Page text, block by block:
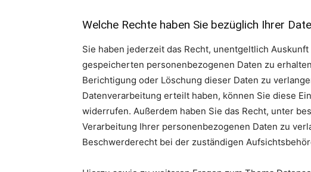
Welche Rechte haben Sie bezüglich Ihrer
Sie haben jederzeit das Recht, unentgeltlich
gespeicherten personenbezogenen Daten zu
Berichtigung oder Löschung dieser Daten zu
Datenverarbeitung erteilt haben, können Sie diese
widerrufen. Außerdem haben Sie das Recht, unter
Verarbeitung Ihrer personenbezogenen Daten zu
Beschwerderecht bei der zuständigen